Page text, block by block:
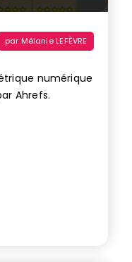
par Mélanie LEFÈVRE
numérique
Ahrefs.